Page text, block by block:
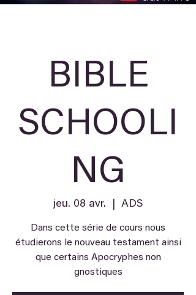
BIBLE
SCHOOLI
NG
jeu. 08 avr. ADS
Dans cette série de cours nous
étudierons le nouveau testament ainsi
que certains Apocryphes non
gnostiques